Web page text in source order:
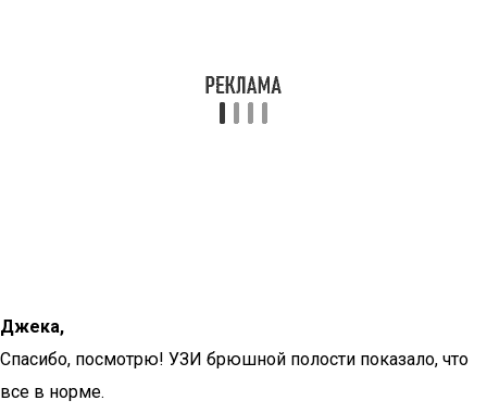
Джека,
Спасибо, посмотрю! УЗИ брюшной полости показало, что
все в норме.